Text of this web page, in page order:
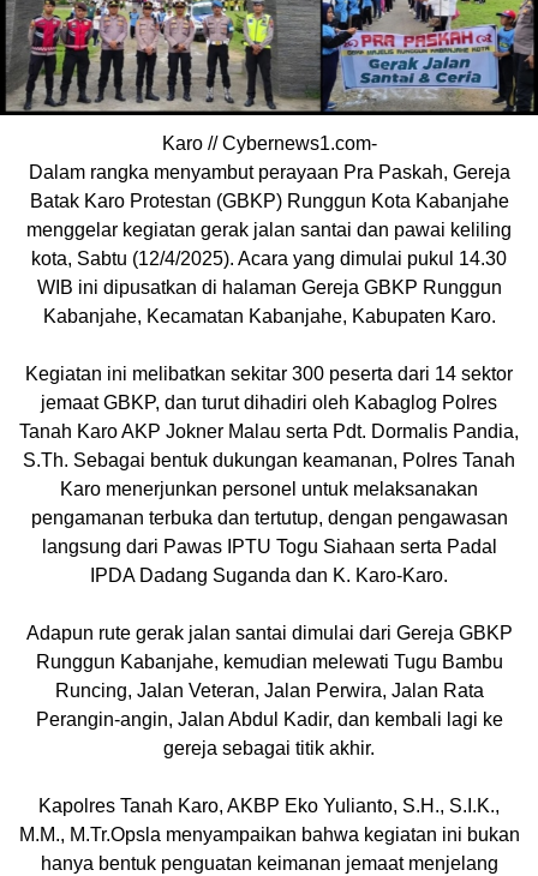
Karo // Cybernews1.com-
Dalam rangka menyambut perayaan Pra Paskah, Gereja
Batak Karo Protestan (GBKP) Runggun Kota Kabanjahe
menggelar kegiatan gerak jalan santai dan pawai keliling
kota, Sabtu (12/4/2025). Acara yang dimulai pukul 14.30
WIB ini dipusatkan di halaman Gereja GBKP Runggun
Kabanjahe, Kecamatan Kabanjahe, Kabupaten Karo.
Kegiatan ini melibatkan sekitar 300 peserta dari 14 sektor
jemaat GBKP, dan turut dihadiri oleh Kabaglog Polres
Tanah Karo AKP Jokner Malau serta Pdt. Dormalis Pandia,
S.Th. Sebagai bentuk dukungan keamanan, Polres Tanah
Karo menerjunkan personel untuk melaksanakan
pengamanan terbuka dan tertutup, dengan pengawasan
langsung dari Pawas IPTU Togu Siahaan serta Padal
IPDA Dadang Suganda dan K. Karo-Karo.
Adapun rute gerak jalan santai dimulai dari Gereja GBKP
Runggun Kabanjahe, kemudian melewati Tugu Bambu
Runcing, Jalan Veteran, Jalan Perwira, Jalan Rata
Perangin-angin, Jalan Abdul Kadir, dan kembali lagi ke
gereja sebagai titik akhir.
Kapolres Tanah Karo, AKBP Eko Yulianto, S.H., S.I.K.,
M.M., M.Tr.Opsla menyampaikan bahwa kegiatan ini bukan
hanya bentuk penguatan keimanan jemaat menjelang